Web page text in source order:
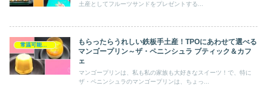
土産としてフルーツサンドをプレゼントする...
常温可能－手土産スイーツ
もらったらうれしい鉄板手土産！TPOにあわせて選べる
マンゴープリン～ザ・ペニンシュラ ブティック＆カフ
ェ
マンゴープリンは、私も私の家族も大好きなスイーツ！で、特に
ザ・ペニンシュラのマンゴープリンは、ちょっ...